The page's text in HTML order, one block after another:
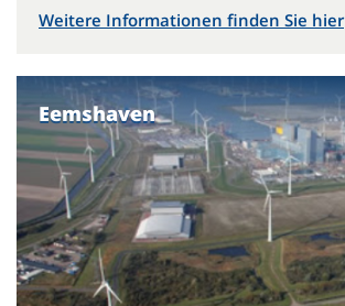
Weitere Informationen finden Sie hier
Eemshaven